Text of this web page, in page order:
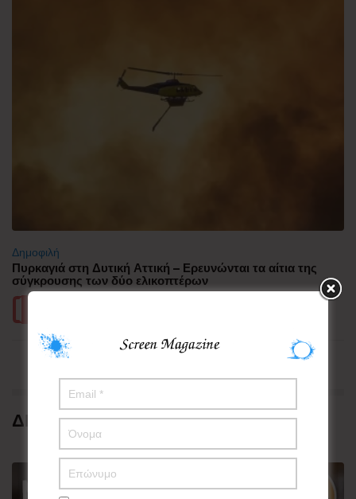
Δημοφιλή
Πυρκαγιά στη Δυτική Αττική – Ερευνώνται τα αίτια της
σύγκρουσης των δύο ελικοπτέρων
ΔΗΜΟΦΙΛΗ